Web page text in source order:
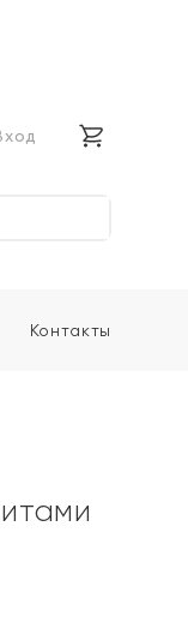
Контакты